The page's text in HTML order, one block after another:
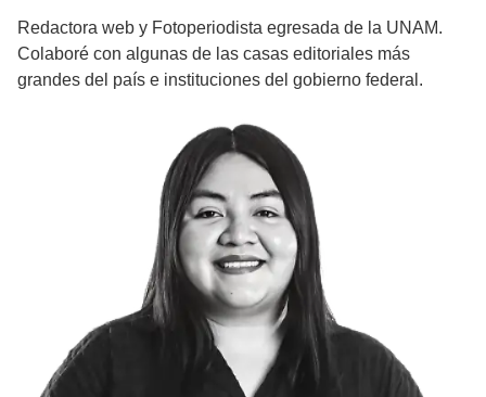
Redactora web y Fotoperiodista egresada de la UNAM.
Colaboré con algunas de las casas editoriales más
grandes del país e instituciones del gobierno federal.